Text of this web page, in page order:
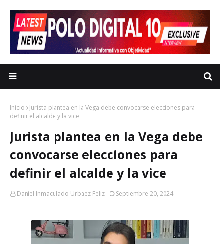
Inicio
Jurista plantea en la Vega debe convocarse elecciones para
definir el alcalde y la vice
Jurista plantea en la Vega debe
convocarse elecciones para
definir el alcalde y la vice
Daniel Inmaculado Urbaez Feliz Septiembre 20, 2024